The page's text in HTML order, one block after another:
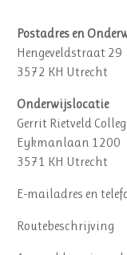
Postadres en
Hengeveldstraat 29
3572 KH Utrecht
Onderwijslocatie
Gerrit Rietveld
Eykmanlaan 1200
3571 KH Utrecht
E-mailadres en
Routebeschrijving